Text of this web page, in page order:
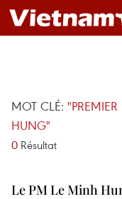
MOT CLÉ:
HUNG"
0 Résultat
Le PM Le Minh